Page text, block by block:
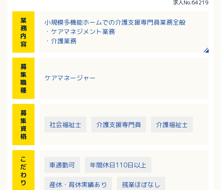
求人No.64219
業
務
内
容
小規模多機能ホームでの介護支援専門員業務全般
・ケアマネジメント業務
・介護業務
募
集
職
種
ケアマネージャー
募
集
資
格
社会福祉士 介護支援専門員 介護福祉士
こ
だ
わ
り
車通勤可 年間休日110日以上
産休・育休実績あり 残業ほぼなし